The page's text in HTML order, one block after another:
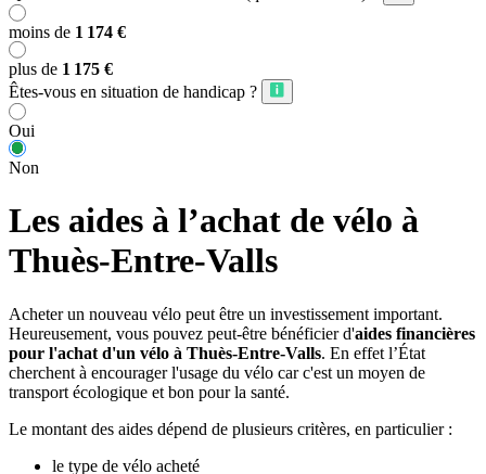
moins de 1 174 €
plus de 1 175 €
Êtes-vous en situation de handicap ?
Oui
Non
Les aides à l’achat de vélo à
Thuès-Entre-Valls
Acheter un nouveau vélo peut être un investissement important.
Heureusement, vous pouvez peut-être bénéficier d'aides financières
pour l'achat d'un vélo à Thuès-Entre-Valls. En effet l’État
cherchent à encourager l'usage du vélo car c'est un moyen de
transport écologique et bon pour la santé.
Le montant des aides dépend de plusieurs critères, en particulier :
le type de vélo acheté